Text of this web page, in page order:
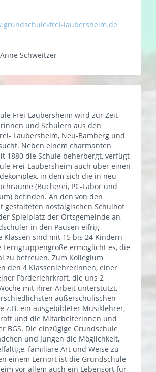
frei-laubersheim.de
Schweitzer
Frei-Laubersheim wird zur Zeit
und Schülern aus den
Laubersheim, Neu-Bamberg und
Neben einem charmanten
1880 die Schule beherbergt, verfügt
Frei-Laubersheim auch über einen
in dem sich die in neu
(Bücherei, PC-Labor und
befinden. An den von den
gestalteten nostalgischen Schulhof
Spielplatz der Ortsgemeinde an,
in den Pausen eifrig
Klassen sind mit 15 bis 24 Kindern
Lerngruppengröße ermöglicht es, die
zu betreuen. Zum Kollegium
den 4 Klassenlehrerinnen, einer
Förderlehrkraft, die uns 2
mit ihrer Arbeit unterstützt,
außerschulischen
z.B. ein ausgebildeter Musiklehrer,
und die Mitarbeiterinnen und
BGS. Die einzügige Grundschule
und Jungen die Möglichkeit,
familiäre Art und Weise zu
einem Lernort ist die Grundschule
vor allem auch ein Lebensort für